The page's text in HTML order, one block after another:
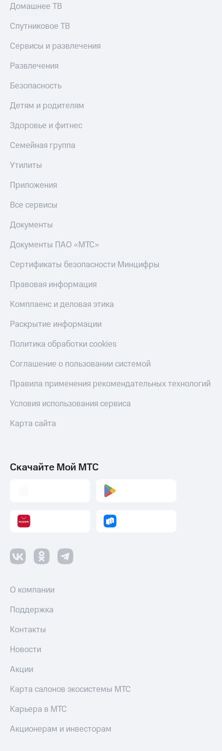
Домашнее ТВ
Спутниковое ТВ
Сервисы и развлечения
Развлечения
Безопасность
Детям и родителям
Здоровье и фитнес
Семейная группа
Утилиты
Приложения
Все сервисы
Документы
Документы ПАО «МТС»
Сертификаты безопасности Минцифры
Правовая информация
Комплаенс и деловая этика
Раскрытие информации
Политика обработки cookies
Соглашение о пользовании системой
Правила применения рекомендательных технологий
Условия использования сервиса
Карта сайта
Скачайте Мой МТС
О компании
Поддержка
Контакты
Новости
Акции
Карта салонов экосистемы МТС
Карьера в МТС
Акционерам и инвесторам